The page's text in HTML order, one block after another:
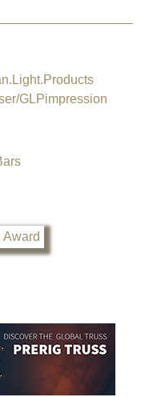
GLPimpression
Award